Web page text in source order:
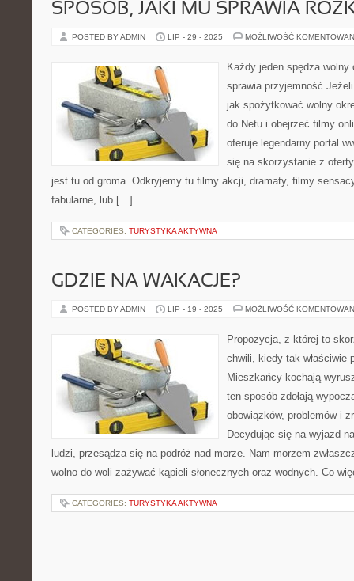
SPOSÓB, JAKI MU SPRAWIA
POSTED BY ADMIN LIP - 29 - 2025 MOŻLIWOŚĆ
Każdy jeden spędza
sprawia przyjemność
jak spożytkować wolny
do Netu i obejrzeć filmy
oferuje legendarny portal
się na skorzystanie z
jest tu od groma. Odkryjemy tu filmy akcji, dramaty, filmy
fabularne, lub […]
CATEGORIES: TURYSTYKA AKTYWNA
GDZIE NA WAKACJE?
POSTED BY ADMIN LIP - 19 - 2025 MOŻLIWOŚĆ
Propozycja, z której to
chwili, kiedy tak właściwie
Mieszkańcy kochają
ten sposób zdołają
obowiązków, problemów i
Decydując się na wyjazd
ludzi, przesądza się na podróż nad morze. Nam morzem
wolno do woli zażywać kąpieli słonecznych oraz wodnych. Co
CATEGORIES: TURYSTYKA AKTYWNA